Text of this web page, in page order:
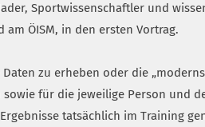
Sportwissenschaftler und
ÖISM, in den ersten Vortrag.
zu erheben oder die
für die jeweilige Person und
tatsächlich im Training